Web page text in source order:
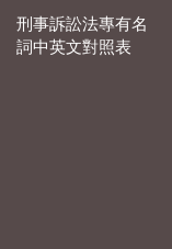
刑事訴訟法專有名
詞中英文對照表